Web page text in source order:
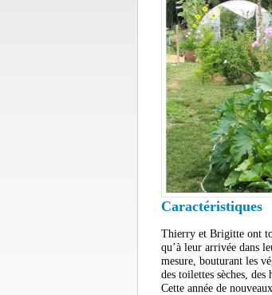
Caractéristiques
Thierry et Brigitte ont
qu’à leur arrivée dans
mesure, bouturant les
des toilettes sèches,
Cette année de